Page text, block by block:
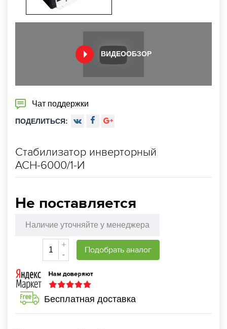
ВИДЕООБЗОР
Чат поддержки
ПОДЕЛИТЬСЯ:
Стабилизатор инверторный
АСН-6000/1-И
Не поставляется
Наличие уточняйте у менеджера
+
-
Подобрать аналог
Бесплатная доставка